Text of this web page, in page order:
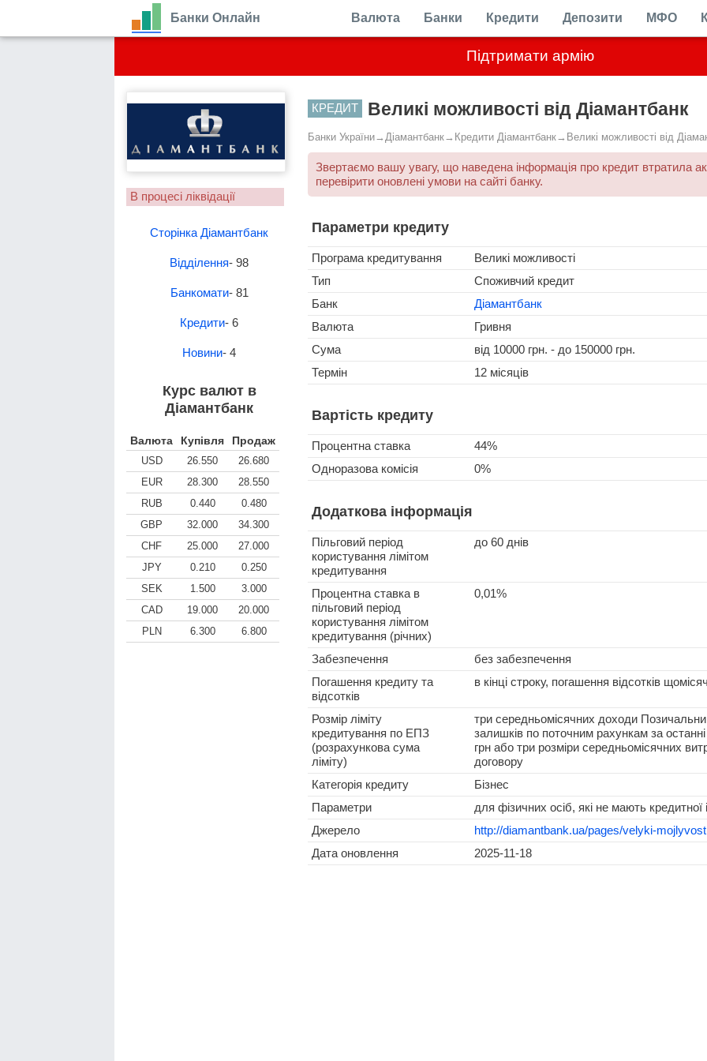
Підтримати армію
Банки Онлайн Валюта Банки Кредити Депозити МФО
В процесі ліквідації
Сторінка Діамантбанк
Відділення- 98
Банкомати- 81
Кредити- 6
Новини- 4
Курс валют в
Діамантбанк
Валюта Купівля Продаж
USD 26.550
26.680
EUR
28.300
28.550
RUB
0.440
0.480
GBP
32.000
34.300
CHF
25.000
27.000
JPY
0.210
0.250
SEK
1.500
3.000
CAD
19.000
20.000
PLN
6.300 6.800
КРЕДИТ Великі можливості від Діамантбанк
Банки України→ Діамантбанк→ Кредити Діамантбанк→ Великі можливості від
Звертаємо вашу увагу, що наведена інформація про кредит втратила
перевірити оновлені умови на сайті банку.
Параметри кредиту
Програма кредитування
Великі можливості
Тип
Споживчий кредит
Банк
Діамантбанк
Валюта
Гривня
Сума
від 10000 грн. - до 150000 грн.
Термін
12 місяців
Вартість кредиту
Процентна ставка
44%
Одноразова комісія
0%
Додаткова інформація
Пільговий період
користування лімітом
кредитування
до 60 днів
Процентна ставка в
пільговий період
користування лімітом
кредитування (річних)
0,01%
Забезпечення
без забезпечення
Погашення кредиту та
відсотків
в кінці строку, погашення відсотків
Розмір ліміту
кредитування по ЕПЗ
(розрахункова сума
ліміту)
три середньомісячних доходи
залишків по поточним рахункам за
грн або три розміри середньомісячних
договору
Категорія кредиту
Бізнес
Параметри
для фізичних осіб, які не мають кредитної
Джерело
http://diamantbank.ua/pages/velyki-
Дата оновлення
2025-11-18